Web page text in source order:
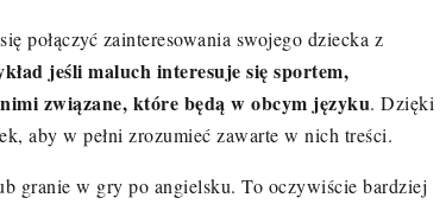
połączyć zainteresowania swojego dziecka z
jeśli maluch interesuje się sportem,
związane, które będą w obcym języku. Dzięki
aby w pełni zrozumieć zawarte w nich treści.
granie w gry po angielsku. To oczywiście bardziej